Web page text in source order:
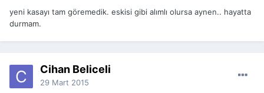
yeni kasayı tam göremedik. eskisi gibi alımlı olursa aynen.. hayatta
durmam.
Cihan Beliceli
29 Mart 2015